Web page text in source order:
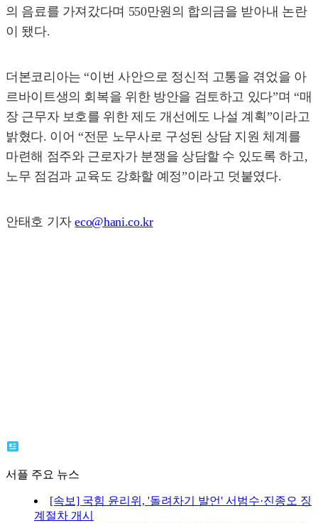
의 음료를 가져갔다며 550만원의 합의금을 받아내 논란
이 됐다.
더본코리아는 “이번 사안으로 정신적 고통을 겪었을 아
르바이트생의 회복을 위한 방안을 검토하고 있다”며 “매
장 근무자 보호를 위한 제도 개선에도 나설 계획”이라고
밝혔다. 이어 “전문 노무사로 구성된 상담 지원 체계를
마련해 점주와 근로자가 분쟁을 상담할 수 있도록 하고,
노무 점검과 교육도 강화할 예정”이라고 덧붙였다.
안태호 기자eco@hani.co.kr
서플 주요 뉴스
[속보] 국힘 윤리위, '돌려차기 발언' 서범수·진종오 징
계절차 개시